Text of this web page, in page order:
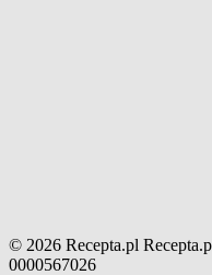
© 2026 Recepta.pl
0000567026